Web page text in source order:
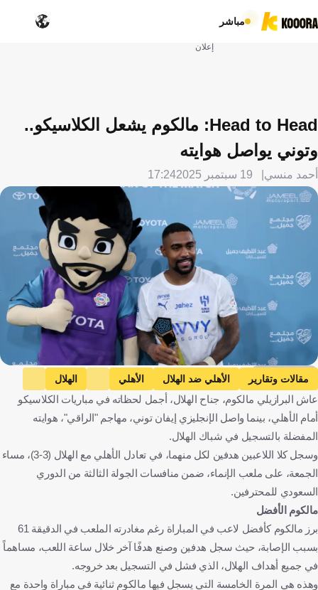
مباشر
إعلان
Head to Head: مالكوم يشعل الكلاسيكو..
وتوني يواصل هوايته
أحمد منسي 19 سبتمبر 2025 17:24
Getty Images
مقالات وتقارير الأهلي ضد الهلال الأهلي
الهلال
دوري روشن السعودي
مالكوم
إيفان توني
المملكة العربية السعودية
البرازيل إنجلترا كرة قدم
عاش البرازيلي مالكوم، جناح الهلال، أجمل لحظاته في مباريات الكلاسيكو
أمام الأهلي، بينما واصل الإنجليزي إيفان توني، مهاجم "الراقي"، هوايته
المفضلة بالتسجيل في شباك الهلال.
وسجل كلا اللاعبين هدفين لكل منهما، في تعادل الأهلي مع الهلال (3-3)، مساء
الجمعة، على ملعب الإنماء، ضمن منافسات الجولة الثالثة من الدوري
السعودي للمحترفين.
مالكوم الأفضل
برز مالكوم كأفضل لاعب في المباراة رغم مغادرته الملعب في الدقيقة 61
بسبب الإصابة، حيث سجل هدفين وصنع هدفًا آخر خلال ساعة اللعب، مساهماً
في جميع أهداف الهلال، الذي فشل في التسجيل بعد خروجه.
وهذه هي المرة الخامسة التي يسجل فيها مالكوم ثنائية في مباراة واحدة مع